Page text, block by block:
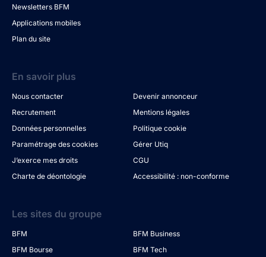
Newsletters BFM
Applications mobiles
Plan du site
En savoir plus
Nous contacter
Devenir annonceur
Recrutement
Mentions légales
Données personnelles
Politique cookie
Paramétrage des cookies
Gérer Utiq
J’exerce mes droits
CGU
Charte de déontologie
Accessibilité : non-conforme
Les sites du groupe
BFM
BFM Business
BFM Bourse
BFM Tech